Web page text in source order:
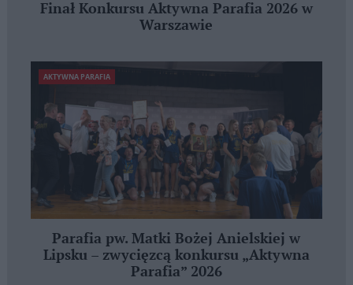
Finał Konkursu Aktywna Parafia 2026 w
Warszawie
AKTYWNA PARAFIA
Parafia pw. Matki Bożej Anielskiej w
Lipsku – zwycięzcą konkursu „Aktywna
Parafia” 2026